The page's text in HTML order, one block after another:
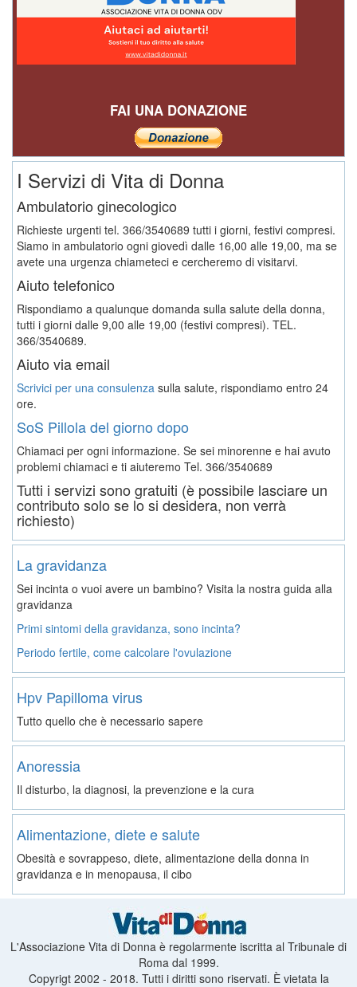
FAI UNA DONAZIONE
I Servizi di Vita di Donna
Ambulatorio ginecologico
Richieste urgenti tel. 366/3540689 tutti i giorni, festivi compresi.
Siamo in ambulatorio ogni giovedì dalle 16,00 alle 19,00, ma se
avete una urgenza chiameteci e cercheremo di visitarvi.
Aiuto telefonico
Rispondiamo a qualunque domanda sulla salute della donna,
tutti i giorni dalle 9,00 alle 19,00 (festivi compresi). TEL.
366/3540689.
Aiuto via email
Scrivici per una consulenza sulla salute, rispondiamo entro 24
ore.
SoS Pillola del giorno dopo
Chiamaci per ogni informazione. Se sei minorenne e hai avuto
problemi chiamaci e ti aiuteremo Tel. 366/3540689
Tutti i servizi sono gratuiti (è possibile lasciare un
contributo solo se lo si desidera, non verrà
richiesto)
La gravidanza
Sei incinta o vuoi avere un bambino? Visita la nostra guida alla
gravidanza
Primi sintomi della gravidanza, sono incinta?
Periodo fertile, come calcolare l'ovulazione
Hpv Papilloma virus
Tutto quello che è necessario sapere
Anoressia
Il disturbo, la diagnosi, la prevenzione e la cura
Alimentazione, diete e salute
Obesità e sovrappeso, diete, alimentazione della donna in
gravidanza e in menopausa, il cibo
L'Associazione Vita di Donna è regolarmente iscritta al Tribunale di
Roma dal 1999.
Copyrigt 2002 - 2018. Tutti i diritti sono riservati. È vietata la